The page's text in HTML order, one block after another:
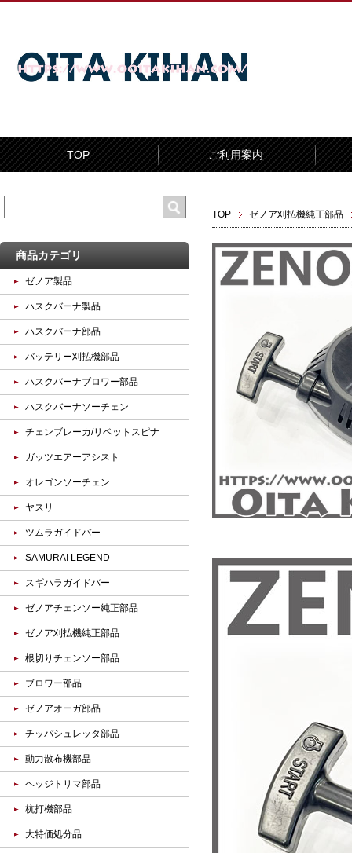
TOP ご利用案内
TOP ゼノア刈払機純正部品
商品カテゴリ
ゼノア製品
ハスクバーナ製品
ハスクバーナ部品
バッテリー刈払機部品
ハスクバーナブロワー部品
ハスクバーナソーチェン
チェンブレーカ/リベットスピナ
ガッツエアーアシスト
オレゴンソーチェン
ヤスリ
ツムラガイドバー
SAMURAI LEGEND
スギハラガイドバー
ゼノアチェンソー純正部品
ゼノア刈払機純正部品
根切りチェンソー部品
ブロワー部品
ゼノアオーガ部品
チッパシュレッタ部品
動力散布機部品
ヘッジトリマ部品
杭打機部品
大特価処分品